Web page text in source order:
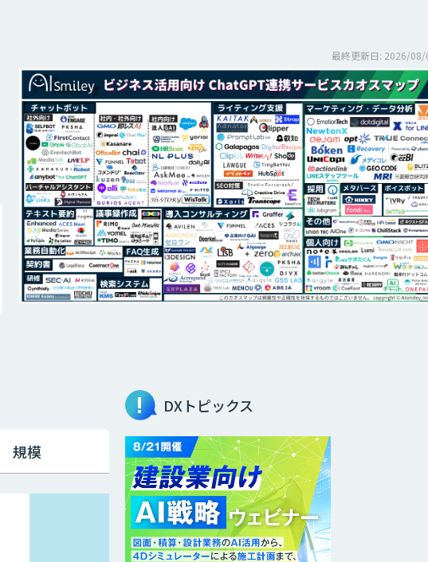
最終更新日: 2026/08/
規模
DXトピックス